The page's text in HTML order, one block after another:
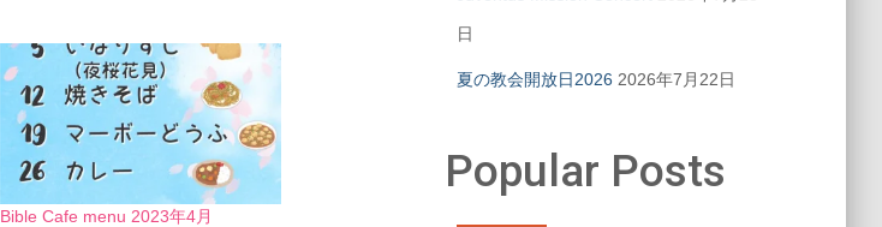
Bible Cafe menu 2023年4月
日
夏の教会開放日2026 2026年7月22日
Popular Posts